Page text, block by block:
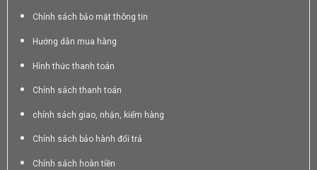
Chính sách bảo mật thông tin
Hướng dẫn mua hàng
Hình thức thanh toán
Chính sách thanh toán
chính sách giao, nhận, kiểm hàng
Chính sách bảo hành đổi trả
Chính sách hoàn tiền